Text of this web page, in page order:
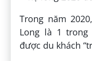
Trong năm
Long là 1 trong
được du khách